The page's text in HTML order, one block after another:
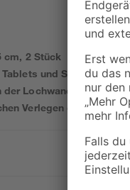
cm, 2 Stück
und Smartphones
Lochwand durch
Verlegen des